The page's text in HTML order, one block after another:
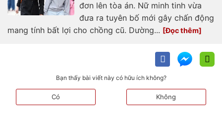
đơn lên tòa án. Nữ minh tinh vừa
đưa ra tuyên bố mới gây chấn động
mang tính bất lợi cho chồng cũ. Dường...
Bạn thấy bài viết này có hữu ích không?
Có Không